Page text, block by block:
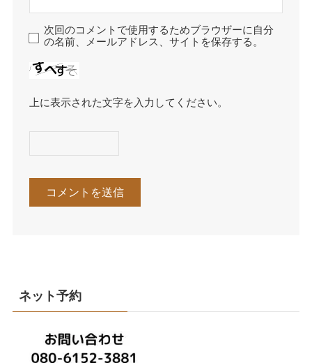
次回のコメントで使用するためブラウザーに自分
の名前、メールアドレス、サイトを保存する。
上に表示された文字を入力してください。
ネット予約